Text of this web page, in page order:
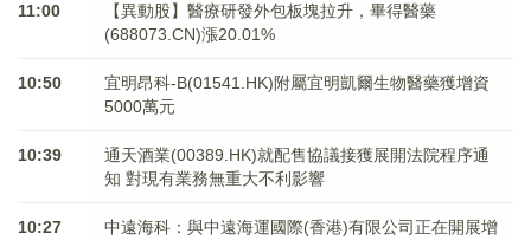
11:00
【異動股】醫療研發外包板塊拉升，畢得醫藥
(688073.CN)漲20.01%
10:50
宜明昂科-B(01541.HK)附屬宜明凱爾生物醫藥獲增資
5000萬元
10:39
通天酒業(00389.HK)就配售協議接獲展開法院程序通
知 對現有業務無重大不利影響
10:27
中遠海科：與中遠海運國際(香港)有限公司正在開展增